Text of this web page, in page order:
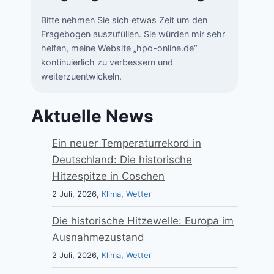
Bitte nehmen Sie sich etwas Zeit um den
Fragebogen auszufüllen. Sie würden mir sehr
helfen, meine Website „hpo-online.de“
kontinuierlich zu verbessern und
weiterzuentwickeln.
Aktuelle News
Ein neuer Temperaturrekord in
Deutschland: Die historische
Hitzespitze in Coschen
2 Juli, 2026, Klima, Wetter
Die historische Hitzewelle: Europa im
Ausnahmezustand
2 Juli, 2026, Klima, Wetter